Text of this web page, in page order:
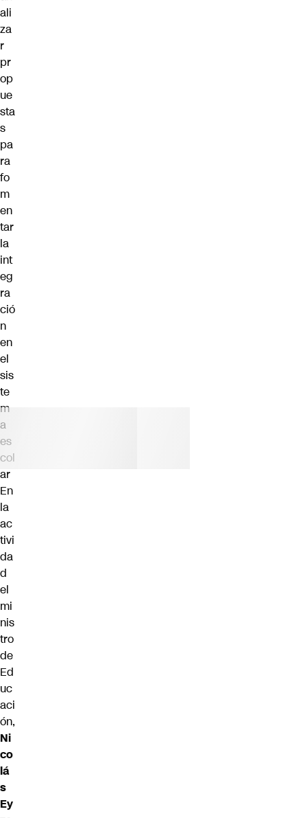
ali
za
r
pr
op
ue
sta
s
pa
ra
fo
m
en
tar
la
int
eg
ra
ció
n
en
el
sis
te
m
a
es
col
ar
En
la
ac
tivi
da
d
el
mi
nis
tro
de
Ed
uc
aci
ón,
Ni
co
lá
s
Ey